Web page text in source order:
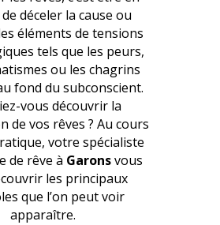
déceler la cause ou
éléments de tensions
tels que les peurs,
ou les chagrins
fond du subconscient.
vous découvrir la
de vos rêves ? Au cours
votre spécialiste
de rêve à Garonsvous
les principaux
que l’on peut voir
apparaître.